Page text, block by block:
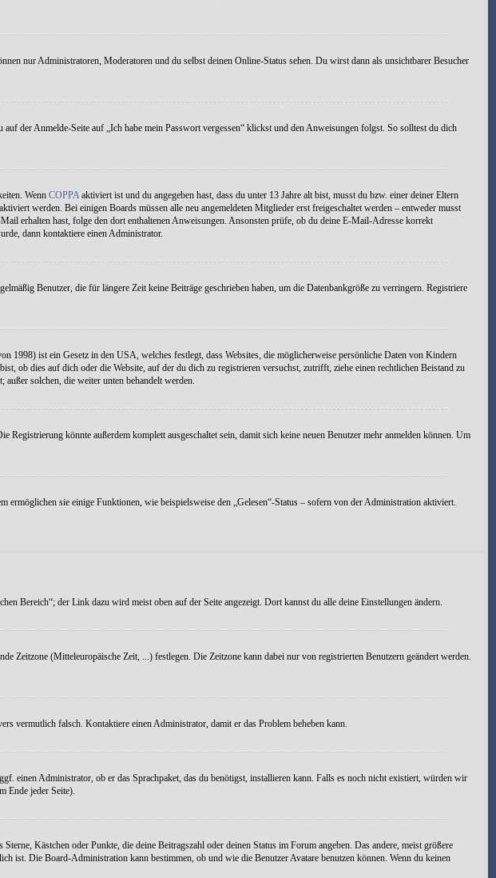
nur Administratoren, Moderatoren und du selbst deinen Online-Status sehen. Du wirst dann als unsichtbarer Besucher
der Anmelde-Seite auf „Ich habe mein Passwort vergessen“ klickst und den Anweisungen folgst. So solltest du dich
Wenn COPPAaktiviert ist und du angegeben hast, dass du unter 13 Jahre alt bist, musst du bzw. einer deiner Eltern
werden. Bei einigen Boards müssen alle neu angemeldeten Mitglieder erst freigeschaltet werden – entweder musst
erhalten hast, folge den dort enthaltenen Anweisungen. Ansonsten prüfe, ob du deine E-Mail-Adresse korrekt
dann kontaktiere einen Administrator.
Benutzer, die für längere Zeit keine Beiträge geschrieben haben, um die Datenbankgröße zu verringern. Registriere
ist ein Gesetz in den USA, welches festlegt, dass Websites, die möglicherweise persönliche Daten von Kindern
ob dies auf dich oder die Website, auf der du dich zu registrieren versuchst, zutrifft, ziehe einen rechtlichen Beistand zu
außer solchen, die weiter unten behandelt werden.
könnte außerdem komplett ausgeschaltet sein, damit sich keine neuen Benutzer mehr anmelden können. Um
sie einige Funktionen, wie beispielsweise den „Gelesen“-Status – sofern von der Administration aktiviert.
Bereich“; der Link dazu wird meist oben auf der Seite angezeigt. Dort kannst du alle deine Einstellungen ändern.
Zeitzone (Mitteleuropäische Zeit, ...) festlegen. Die Zeitzone kann dabei nur von registrierten Benutzern geändert werden.
vermutlich falsch. Kontaktiere einen Administrator, damit er das Problem beheben kann.
einen Administrator, ob er das Sprachpaket, das du benötigst, installieren kann. Falls es noch nicht existiert, würden wir
Ende jeder Seite).
Kästchen oder Punkte, die deine Beitragszahl oder deinen Status im Forum angeben. Das andere, meist größere
ist. Die Board-Administration kann bestimmen, ob und wie die Benutzer Avatare benutzen können. Wenn du keinen